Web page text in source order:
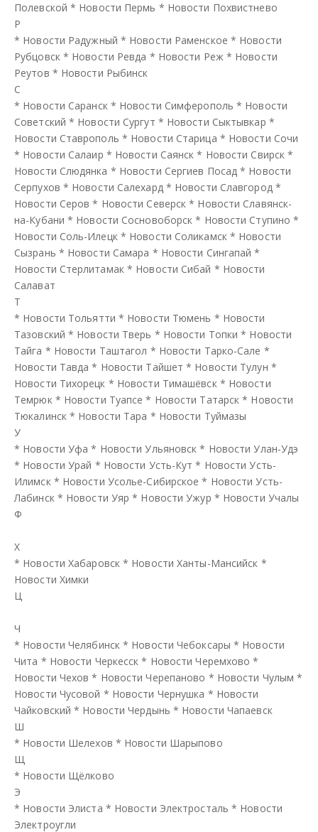
Полевской * Новости Пермь * Новости Похвистнево
Р
* Новости Радужный * Новости Раменское * Новости
Рубцовск * Новости Ревда * Новости Реж * Новости
Реутов * Новости Рыбинск
С
* Новости Саранск * Новости Симферополь * Новости
Советский * Новости Сургут * Новости Сыктывкар *
Новости Ставрополь * Новости Старица * Новости Сочи
* Новости Салаир * Новости Саянск * Новости Свирск *
Новости Слюдянка * Новости Сергиев Посад * Новости
Серпухов * Новости Салехард * Новости Славгород *
Новости Серов * Новости Северск * Новости Славянск-
на-Кубани * Новости Сосновоборск * Новости Ступино *
Новости Соль-Илецк * Новости Соликамск * Новости
Сызрань * Новости Самара * Новости Сингапай *
Новости Стерлитамак * Новости Сибай * Новости
Салават
Т
* Новости Тольятти * Новости Тюмень * Новости
Тазовский * Новости Тверь * Новости Топки * Новости
Тайга * Новости Таштагол * Новости Тарко-Сале *
Новости Тавда * Новости Тайшет * Новости Тулун *
Новости Тихорецк * Новости Тимашёвск * Новости
Темрюк * Новости Туапсе * Новости Татарск * Новости
Тюкалинск * Новости Тара * Новости Туймазы
У
* Новости Уфа * Новости Ульяновск * Новости Улан-Удэ
* Новости Урай * Новости Усть-Кут * Новости Усть-
Илимск * Новости Усолье-Сибирское * Новости Усть-
Лабинск * Новости Уяр * Новости Ужур * Новости Учалы
Ф
Х
* Новости Хабаровск * Новости Ханты-Мансийск *
Новости Химки
Ц
Ч
* Новости Челябинск * Новости Чебоксары * Новости
Чита * Новости Черкесск * Новости Черемхово *
Новости Чехов * Новости Черепаново * Новости Чулым *
Новости Чусовой * Новости Чернушка * Новости
Чайковский * Новости Чердынь * Новости Чапаевск
Ш
* Новости Шелехов * Новости Шарыпово
Щ
* Новости Щёлково
Э
* Новости Элиста * Новости Электросталь * Новости
Электроугли